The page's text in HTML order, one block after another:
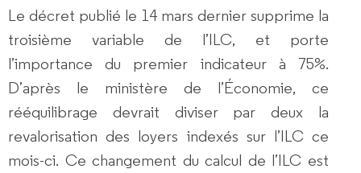
Le décret publié le 14 mars dernier supprime la
troisième variable de l’ILC, et porte
l’importance du premier indicateur à 75%.
D’après le ministère de l’Économie, ce
rééquilibrage devrait diviser par deux la
revalorisation des loyers indexés sur l’ILC ce
mois-ci. Ce changement du calcul de l’ILC est